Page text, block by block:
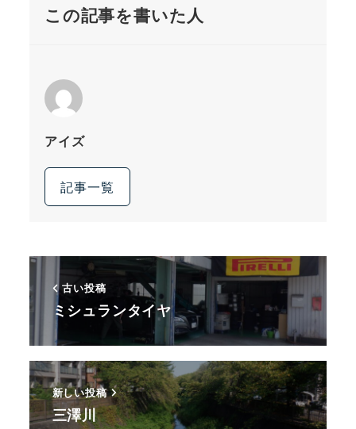
この記事を書いた人
アイズ
記事一覧
古い投稿
ミシュランタイヤ
新しい投稿
三澤川